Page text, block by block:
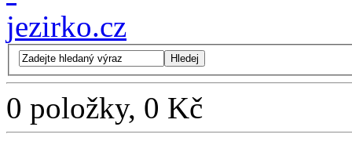
Hledej
0 položky, 0 Kč